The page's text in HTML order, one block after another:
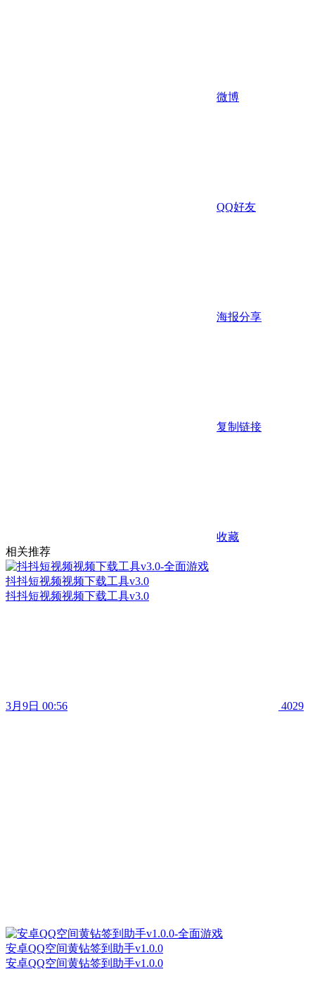
微博
QQ好友
海报分享
复制链接
收藏
相关推荐
抖抖短视频视频下载工具v3.0
抖抖短视频视频下载工具v3.0
3月9日 00:56 4029
安卓QQ空间黄钻签到助手v1.0.0
安卓QQ空间黄钻签到助手v1.0.0